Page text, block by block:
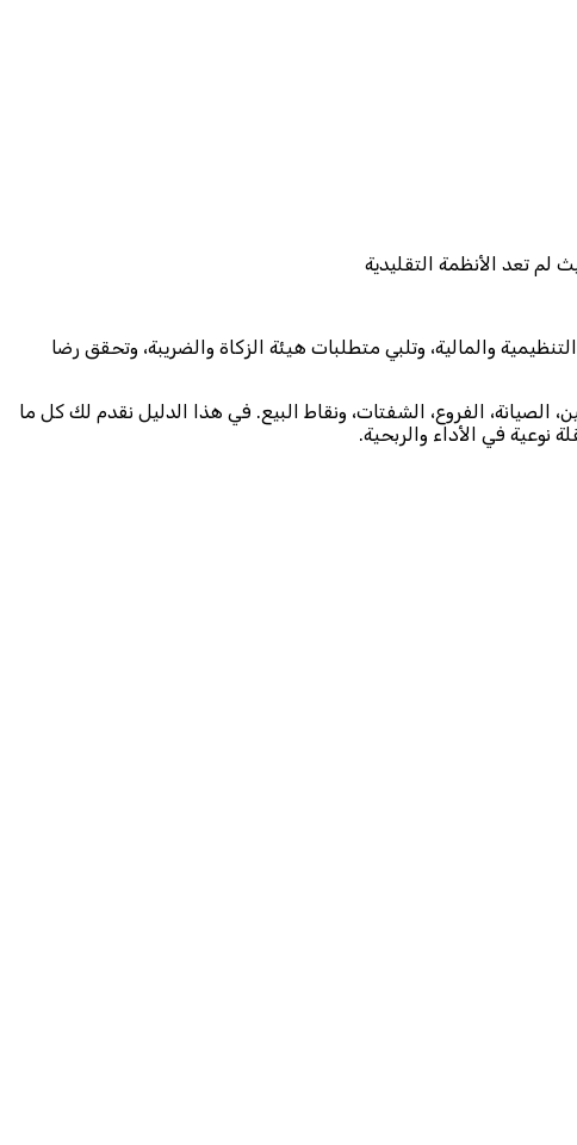
تعد الأنظمة التقليدية
والمالية، وتلبي متطلبات هيئة الزكاة والضريبة، وتحقق رضا
الفروع، الشفتات، ونقاط البيع. في هذا الدليل نقدم لك كل ما
نوعية في الأداء والربحية.